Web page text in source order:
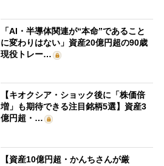
「AI・半導体関連が“本命”であること
に変わりはない」資産20億円超の90歳
現役トレー…
【キオクシア・ショック後に「株価倍
増」も期待できる注目銘柄5選】資産3
億円超・…
【資産10億円超・かんちさんが厳